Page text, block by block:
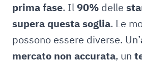
prima fase. Il90% delle
supera questa soglia. Le
possono essere diverse. Un’
mercato non accurata, un